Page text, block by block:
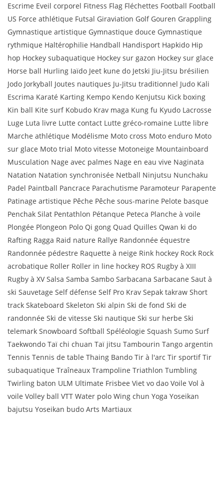
Escrime Eveil corporel Fitness Flag Fléchettes Football Football
US Force athlétique Futsal Giraviation Golf Gouren Grappling
Gymnastique artistique Gymnastique douce Gymnastique
rythmique Haltérophilie Handball Handisport Hapkido Hip
hop Hockey subaquatique Hockey sur gazon Hockey sur glace
Horse ball Hurling Iaïdo Jeet kune do Jetski Jiu-Jitsu brésilien
Jodo Jorkyball Joutes nautiques Ju-Jitsu traditionnel Judo Kali
Escrima Karaté Karting Kempo Kendo Kenjutsu Kick boxing
Kin ball Kite surf Kobudo Krav maga Kung fu Kyudo Lacrosse
Luge Luta livre Lutte contact Lutte gréco-romaine Lutte libre
Marche athlétique Modélisme Moto cross Moto enduro Moto
sur glace Moto trial Moto vitesse Motoneige Mountainboard
Musculation Nage avec palmes Nage en eau vive Naginata
Natation Natation synchronisée Netball Ninjutsu Nunchaku
Padel Paintball Pancrace Parachutisme Paramoteur Parapente
Patinage artistique Pêche Pêche sous-marine Pelote basque
Penchak Silat Pentathlon Pétanque Peteca Planche à voile
Plongée Plongeon Polo Qi gong Quad Quilles Qwan ki do
Rafting Ragga Raid nature Rallye Randonnée équestre
Randonnée pédestre Raquette à neige Rink hockey Rock Rock
acrobatique Roller Roller in line hockey ROS Rugby à XIII
Rugby à XV Salsa Samba Sambo Sarbacana Sarbacane Saut à
ski Sauvetage Self défense Self Pro Krav Sepak takraw Short
track Skateboard Skeleton Ski alpin Ski de fond Ski de
randonnée Ski de vitesse Ski nautique Ski sur herbe Ski
telemark Snowboard Softball Spéléologie Squash Sumo Surf
Taekwondo Taï chi chuan Taï jitsu Tambourin Tango argentin
Tennis Tennis de table Thaing Bando Tir à l'arc Tir sportif Tir
subaquatique Traîneaux Trampoline Triathlon Tumbling
Twirling baton ULM Ultimate Frisbee Viet vo dao Voile Vol à
voile Volley ball VTT Water polo Wing chun Yoga Yoseikan
bajutsu Yoseikan budo Arts Martiaux